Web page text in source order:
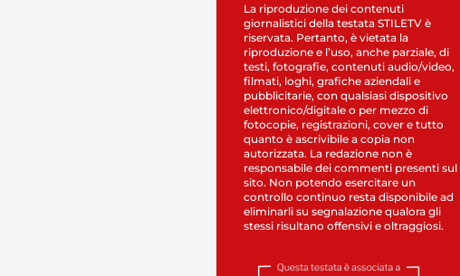
La riproduzione dei contenuti
giornalistici della testata STILETV è
riservata. Pertanto, è vietata la
riproduzione e l’uso, anche parziale, di
testi, fotografie, contenuti audio/video,
filmati, loghi, grafiche aziendali e
pubblicitarie, con qualsiasi dispositivo
elettronico/digitale o per mezzo di
fotocopie, registrazioni, cover e tutto
quanto è ascrivibile a copia non
autorizzata. La redazione non è
responsabile dei commenti presenti sul
sito. Non potendo esercitare un
controllo continuo resta disponibile ad
eliminarli su segnalazione qualora gli
stessi risultano offensivi e oltraggiosi.